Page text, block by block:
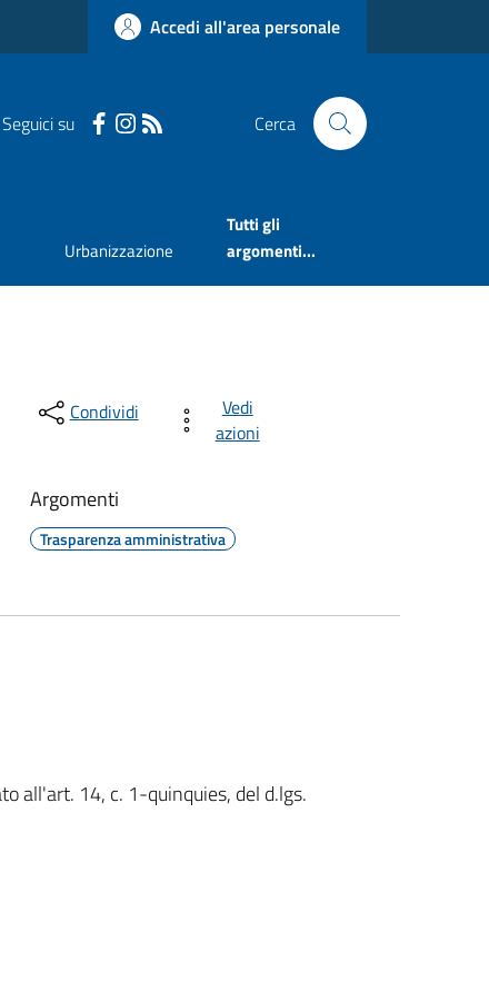
Accedi all'area personale
Seguici su Cerca
Urbanizzazione
Tutti gli
argomenti...
Condividi
Vedi
azioni
Argomenti
Trasparenza amministrativa
all'art. 14, c. 1-quinquies, del d.lgs.